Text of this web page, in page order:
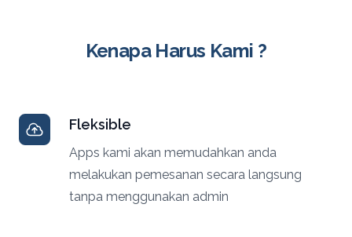
Kenapa Harus Kami ?
Fleksible
Apps kami akan memudahkan anda
melakukan pemesanan secara langsung
tanpa menggunakan admin